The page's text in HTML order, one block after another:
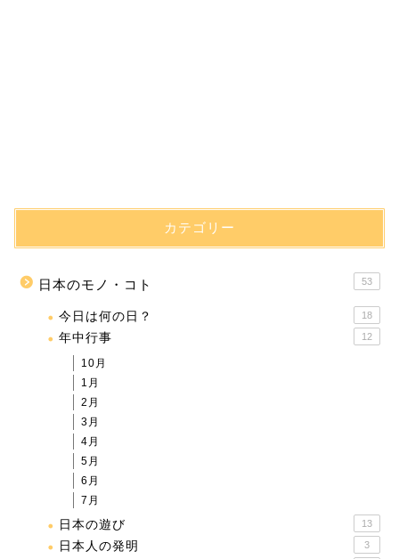
カテゴリー
日本のモノ・コト 53
今日は何の日？ 18
年中行事 12
10月
1月
2月
3月
4月
5月
6月
7月
日本の遊び 13
日本人の発明 3